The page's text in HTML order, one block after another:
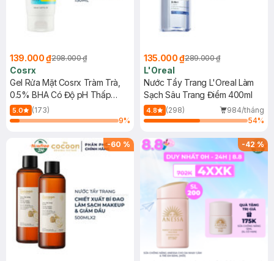
139.000 ₫298.000 ₫
Cosrx
Gel Rửa Mặt Cosrx Tràm Trà,
0.5% BHA Có Độ pH Thấp
150ml
5.0
(173)
9%
135.000 ₫289.000 ₫
L'Oreal
Nước Tẩy Trang L'Oreal Làm
Sạch Sâu Trang Điểm 400ml
4.8 (298)
984/tháng
54%
-60 % -42%